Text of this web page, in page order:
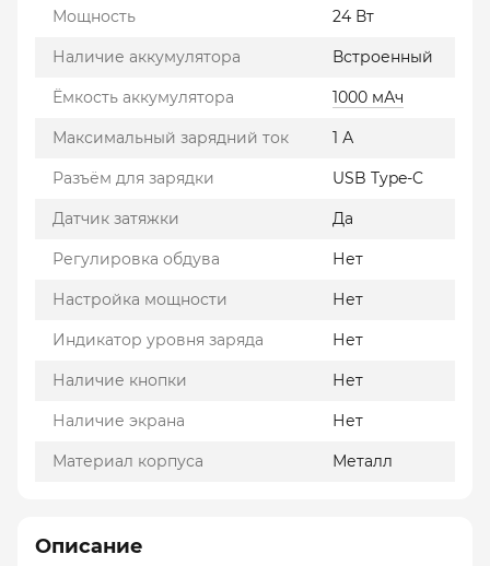
Мощность 24 Вт
Наличие аккумулятора Встроенный
Ёмкость аккумулятора 1000 мАч
Максимальный зарядний ток 1 А
Разъём для зарядки USB Type-C
Датчик затяжки Да
Регулировка обдува Нет
Настройка мощности Нет
Индикатор уровня заряда Нет
Наличие кнопки Нет
Наличие экрана Нет
Материал корпуса Металл
Описание